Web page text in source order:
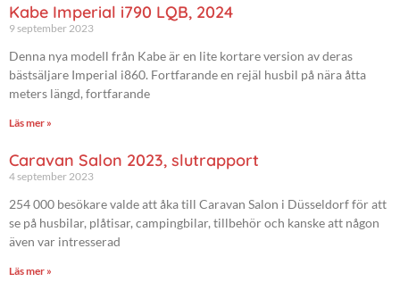
Kabe Imperial i790 LQB, 2024
9 september 2023
Denna nya modell från Kabe är en lite kortare version av deras
bästsäljare Imperial i860. Fortfarande en rejäl husbil på nära åtta
meters längd, fortfarande
Läs mer »
Caravan Salon 2023, slutrapport
4 september 2023
254 000 besökare valde att åka till Caravan Salon i Düsseldorf för att
se på husbilar, plåtisar, campingbilar, tillbehör och kanske att någon
även var intresserad
Läs mer »